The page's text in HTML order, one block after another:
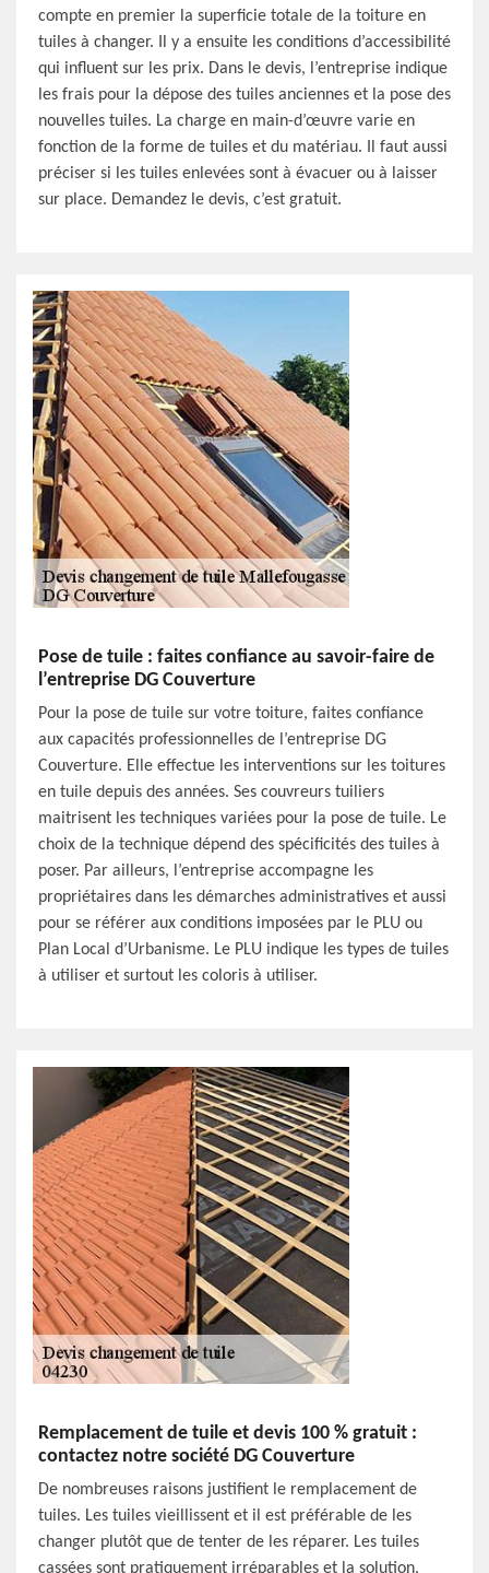
compte en premier la superficie totale de la toiture en
tuiles à changer. Il y a ensuite les conditions d’accessibilité
qui influent sur les prix. Dans le devis, l’entreprise indique
les frais pour la dépose des tuiles anciennes et la pose des
nouvelles tuiles. La charge en main-d’œuvre varie en
fonction de la forme de tuiles et du matériau. Il faut aussi
préciser si les tuiles enlevées sont à évacuer ou à laisser
sur place. Demandez le devis, c’est gratuit.
Pose de tuile : faites confiance au savoir-faire de
l’entreprise DG Couverture
Pour la pose de tuile sur votre toiture, faites confiance
aux capacités professionnelles de l’entreprise DG
Couverture. Elle effectue les interventions sur les toitures
en tuile depuis des années. Ses couvreurs tuiliers
maitrisent les techniques variées pour la pose de tuile. Le
choix de la technique dépend des spécificités des tuiles à
poser. Par ailleurs, l’entreprise accompagne les
propriétaires dans les démarches administratives et aussi
pour se référer aux conditions imposées par le PLU ou
Plan Local d’Urbanisme. Le PLU indique les types de tuiles
à utiliser et surtout les coloris à utiliser.
Remplacement de tuile et devis 100 % gratuit :
contactez notre société DG Couverture
De nombreuses raisons justifient le remplacement de
tuiles. Les tuiles vieillissent et il est préférable de les
changer plutôt que de tenter de les réparer. Les tuiles
cassées sont pratiquement irréparables et la solution,